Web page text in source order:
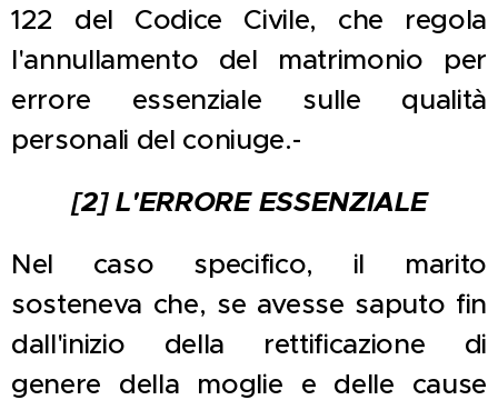
122 del Codice Civile, che regola
l'annullamento del matrimonio per
errore essenziale sulle qualità
personali del coniuge.-
[2] L'ERRORE ESSENZIALE
Nel caso specifico, il marito
sosteneva che, se avesse saputo fin
dall'inizio della rettificazione di
genere della moglie e delle cause